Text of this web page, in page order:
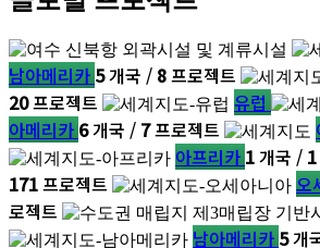
남아메리카 5개국 / 8프로젝트
20프로젝트 유럽
아메리카 6개국 / 7프로젝트
아프리카 1개국 / 1
171프로젝트 오
로젝트
남아메리카 5개